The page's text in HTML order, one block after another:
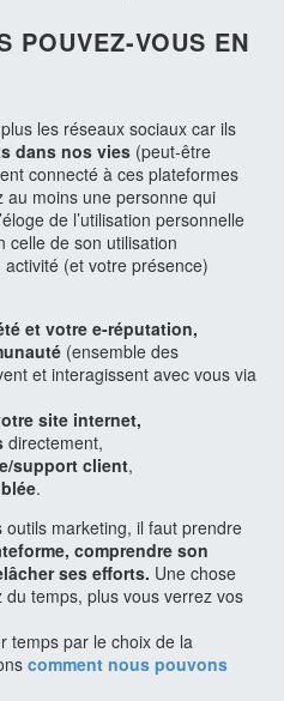
POUVEZ-VOUS EN
les réseaux sociaux car ils
dans nos vies (peut-être
connecté à ces plateformes
au moins une personne qui
de l’utilisation personnelle
celle de son utilisation
(et votre présence)
et votre e-réputation,
(ensemble des
et interagissent avec vous via
site internet,
directement,
support client,
.
marketing, il faut prendre
comprendre son
ses efforts. Une chose
temps, plus vous verrez vos
temps par le choix de la
comment nous pouvons